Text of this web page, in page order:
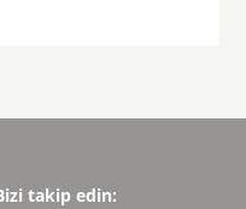
takip edin: